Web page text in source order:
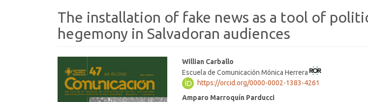
The installation of fake news as a tool of
hegemony in Salvadoran audiences
Sidebar
Main
Article
Content
Willian Carballo
Escuela de Comunicación Mónica Herrera
https://orcid.org/0000-0002-1383-4261
Amparo Marroquín Parducci